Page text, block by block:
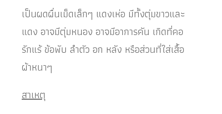
เป็นผดผื่นเม็ดเล็กๆ แดงเห่อ มีทั้งตุ่มขาวและ
แดง อาจมีตุ่มหนอง อาจมีอาการคัน เกิดที่คอ
รักแร้ ข้อพับ ลำตัว อก หลัง หรือส่วนที่ใส่เสื้อ
ผ้าหนาๆ
สาเหตุ